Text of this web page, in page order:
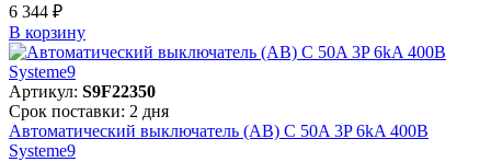
6 344 ₽
В корзинy
Артикул: S9F22350
Срок поставки: 2 дня
Автоматический выключатель (АВ) C 50A 3P 6kA 400В
Systeme9